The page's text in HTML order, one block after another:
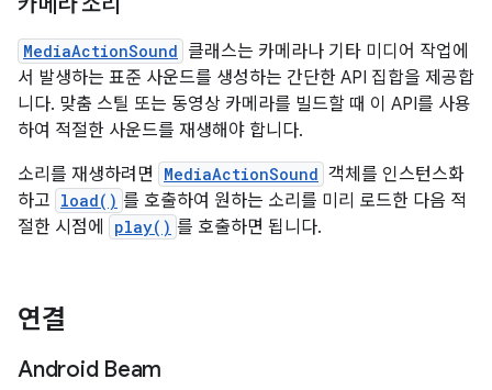
MediaActionSound 클래스는 카메라나 기타 미디어 작업에
서 발생하는 표준 사운드를 생성하는 간단한 API 집합을 제공합
니다. 맞춤 스틸 또는 동영상 카메라를 빌드할 때 이 API를 사용
하여 적절한 사운드를 재생해야 합니다.
소리를 재생하려면
MediaActionSound 객체를 인스턴스화
하고 load() 를 호출하여 원하는 소리를 미리 로드한 다음 적
절한 시점에
play() 를 호출하면 됩니다.
연결
Android Beam